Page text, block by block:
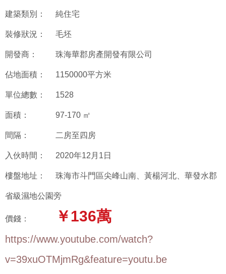
建築類別： 純住宅
裝修狀況： 毛坯
開發商： 珠海華郡房產開發有限公司
佔地面積： 1150000平方米
單位總數： 1528
面積： 97-170 ㎡
間隔： 二房至四房
入伙時間： 2020年12月1日
樓盤地址： 珠海市斗門區尖峰山南、黃楊河北、華發水郡
省級濕地公園旁
價錢： ￥136萬
https://www.youtube.com/watch?
v=39xuOTMjmRg&feature=youtu.be